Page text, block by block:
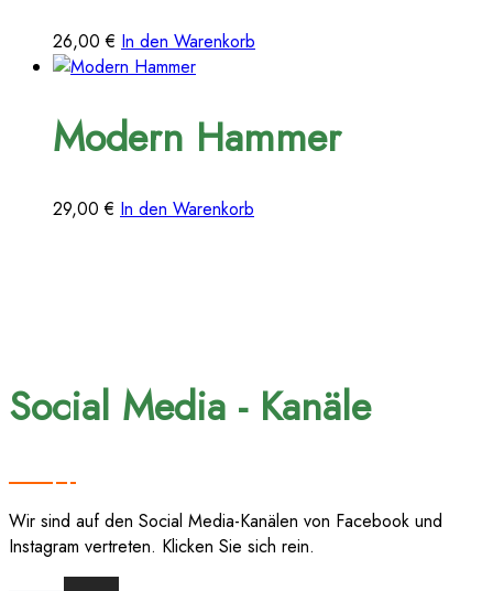
26,00€ In den Warenkorb
Modern Hammer
29,00€ In den Warenkorb
Social Media - Kanäle
Wir sind auf den Social Media-Kanälen von Facebook und
Instagram vertreten. Klicken Sie sich rein.